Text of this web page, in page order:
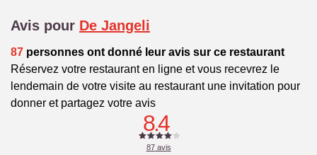
Avis pour De Jangeli
87 personnes ont donné leur avis sur ce restaurant
Réservez votre restaurant en ligne et vous recevrez le
lendemain de votre visite au restaurant une invitation pour
donner et partagez votre avis
8.4
87avis